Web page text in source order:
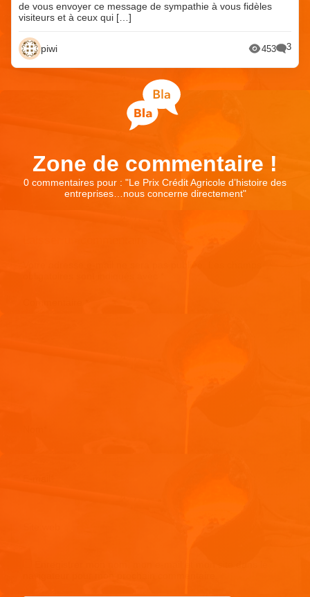
de vous envoyer ce message de sympathie à vous fidèles
visiteurs et à ceux qui […]
piwi 453 3
Zone de commentaire !
0 commentaires pour : "Le Prix Crédit Agricole d’histoire des
entreprises…nous concerne directement"